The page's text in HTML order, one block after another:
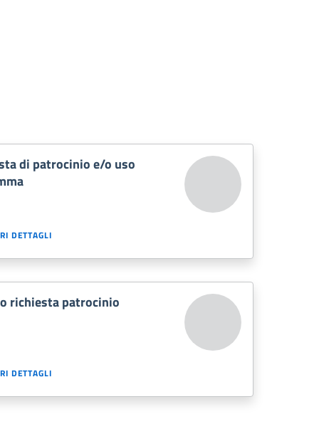
di patrocinio e/o uso
DETTAGLI
richiesta patrocinio
DETTAGLI